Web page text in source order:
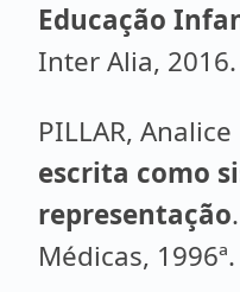
Educação
Inter Alia, 2016.
PILLAR,
escrita como
representação
Médicas, 1996ª.